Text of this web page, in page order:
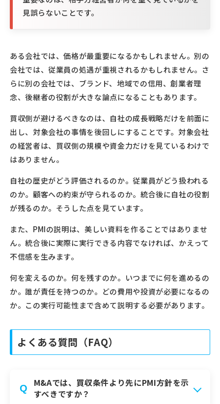
見誤らないことです。
ある会社では、価格が最重要になるかもしれません。別の
会社では、従業員の処遇が重視されるかもしれません。さ
らに別の会社では、ブランド、地域での信用、創業者理
念、後継者の役割が大きな論点になることもあります。
買収側が避けるべきなのは、自社の成長戦略だけを前面に
出し、対象会社の事情を後回しにすることです。対象会社
の経営者は、買収側の規模や資金力だけを見ているわけで
はありません。
自社の歴史がどう評価されるのか。従業員がどう扱われる
のか。顧客への約束が守られるのか。統合後に自社の役割
が残るのか。そうした点を見ています。
また、PMIの説明は、美しい資料を作ることではありませ
ん。統合後に実際に実行できる内容でなければ、かえって
不信感を生みます。
何を変えるのか。何を残すのか。いつまでに何を進めるの
か。誰が責任を持つのか。どの費用や投資が必要になるの
か。この実行可能性まで含めて説明する必要があります。
よくある質問（FAQ）
Q
M&Aでは、買収条件より先にPMI方針を示
すべきですか？